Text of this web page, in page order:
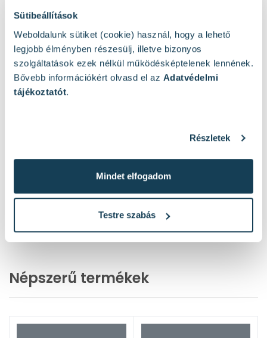
Sütibeállítások
Weboldalunk sütiket (cookie) használ, hogy a lehető
legjobb élményben részesülj, illetve bizonyos
szolgáltatások ezek nélkül működésképtelenek lennének.
Bővebb információkért olvasd el az Adatvédelmi
tájékoztatót.
Részletek
Mindet elfogadom
Testre szabás
Milwaukee 300 mm-es
fűrészkeret
Kosárba
Bautool 150 mm egykezes
kézi fűrész gipszkartonhoz
1 320 Ft
Kosárba
1 2 3 ... 7
1 / 7 oldal(125 elem)
Népszerű termékek